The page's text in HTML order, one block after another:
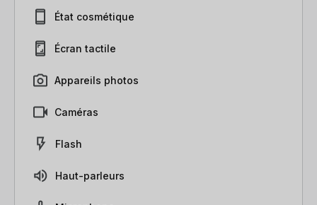
État cosmétique
Écran tactile
Appareils photos
Caméras
Flash
Haut-parleurs